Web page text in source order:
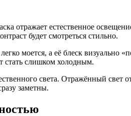
естественное
будет смотреться стильно.
моется, а её блеск визуально
стать слишком холодным.
света. Отражённый свет
заметны.